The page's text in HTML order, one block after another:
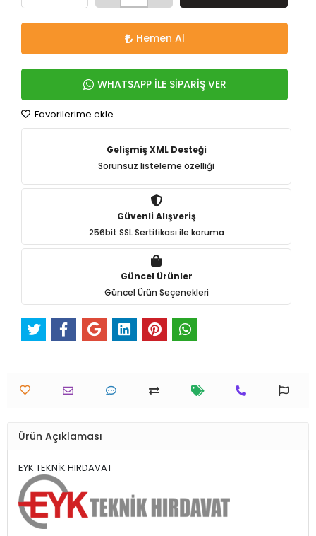
Hemen Al
WHATSAPP İLE SİPARİŞ VER
Favorilerime ekle
Gelişmiş XML Desteği
Sorunsuz listeleme özelliği
Güvenli Alışveriş
256bit SSL Sertifikası ile koruma
Güncel Ürünler
Güncel Ürün Seçenekleri
Ürün Açıklaması
EYK TEKNİK HIRDAVAT